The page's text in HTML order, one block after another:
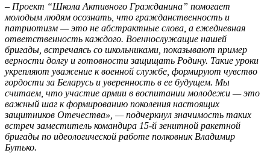
– Проект “Школа Активного Гражданина” помогает
молодым людям осознать, что гражданственность и
патриотизм — это не абстрактные слова, а ежедневная
ответственность каждого. Военнослужащие нашей
бригады, встречаясь со школьниками, показывают пример
верности долгу и готовности защищать Родину. Такие уроки
укрепляют уважение к военной службе, формируют чувство
гордости за Беларусь и уверенность в ее будущем. Мы
считаем, что участие армии в воспитании молодежи — это
важный шаг к формированию поколения настоящих
защитников Отечества», — подчеркнул значимость таких
встреч заместитель командира 15-й зенитной ракетной
бригады по идеологической работе полковник Владимир
Бутько.